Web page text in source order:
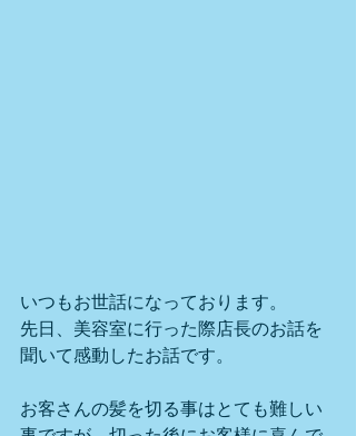
いつもお世話になっております。
先日、美容室に行った際店長のお話を
聞いて感動したお話です。
お客さんの髪を切る事はとても難しい